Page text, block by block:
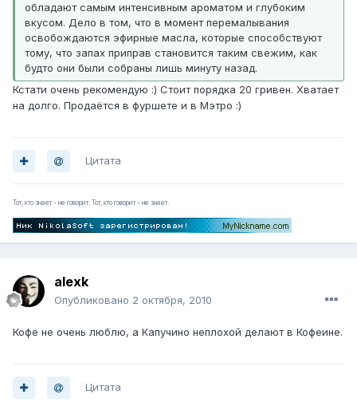
обладают самым интенсивным ароматом и глубоким
вкусом. Дело в том, что в момент перемалывания
освобождаются эфирные масла, которые способствуют
тому, что запах приправ становится таким свежим, как
будто они были собраны лишь минуту назад.
Кстати очень рекомендую :) Стоит порядка 20 гривен. Хватает
на долго. Продаётся в фуршете и в Мэтро :)
Цитата
Тот, кто знает - не говорит. Тот, кто говорит - не знает.
alexk
Опубликовано 2 октября, 2010
Кофе не очень люблю, а Капучино неплохой делают в Кофеине.
Цитата